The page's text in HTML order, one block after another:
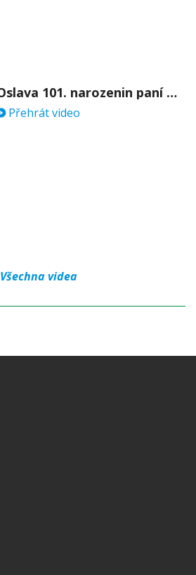
Oslava 101. narozenin paní Věry Skořepové
Přehrát video
Všechna videa